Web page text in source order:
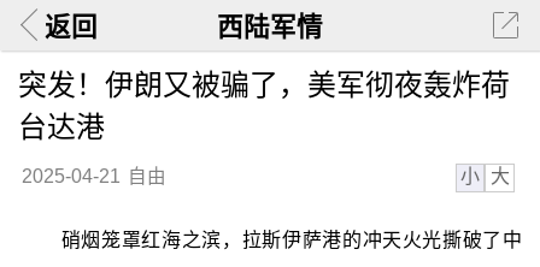
返回 西陆军情
突发！伊朗又被骗了，美军彻夜轰炸荷
台达港
2025-04-21 自由 小 大
硝烟笼罩红海之滨，拉斯伊萨港的冲天火光撕破了中